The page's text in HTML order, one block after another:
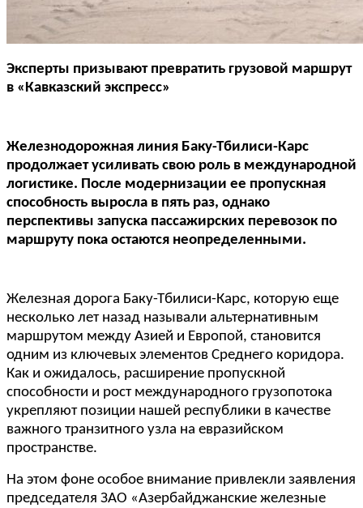
Эксперты призывают превратить грузовой маршрут
в «Кавказский экспресс»
Железнодорожная линия Баку-Тбилиси-Карс
продолжает усиливать свою роль в международной
логистике. После модернизации ее пропускная
способность выросла в пять раз, однако
перспективы запуска пассажирских перевозок по
маршруту пока остаются неопределенными.
Железная дорога Баку-Тбилиси-Карс, которую еще
несколько лет назад называли альтернативным
маршрутом между Азией и Европой, становится
одним из ключевых элементов Среднего коридора.
Как и ожидалось, расширение пропускной
способности и рост международного грузопотока
укрепляют позиции нашей республики в качестве
важного транзитного узла на евразийском
пространстве.
На этом фоне особое внимание привлекли заявления
председателя ЗАО «Азербайджанские железные